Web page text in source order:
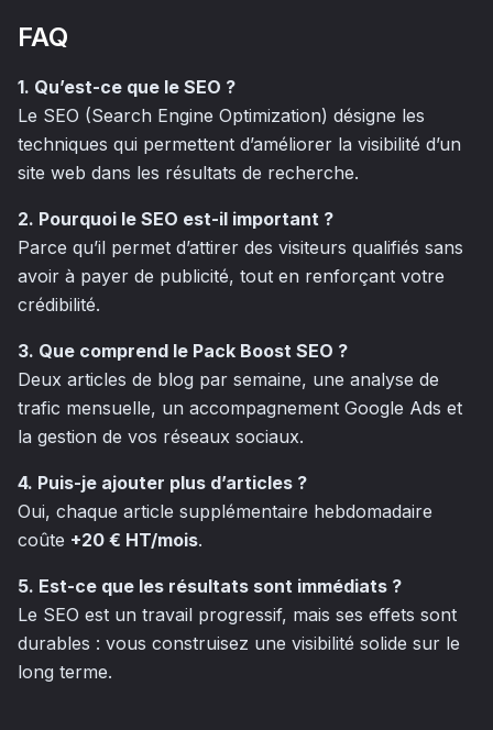
FAQ
1. Qu’est-ce que le SEO ?
Le SEO (Search Engine Optimization) désigne les
techniques qui permettent d’améliorer la visibilité d’un
site web dans les résultats de recherche.
2. Pourquoi le SEO est-il important ?
Parce qu’il permet d’attirer des visiteurs qualifiés sans
avoir à payer de publicité, tout en renforçant votre
crédibilité.
3. Que comprend le Pack Boost SEO ?
Deux articles de blog par semaine, une analyse de
trafic mensuelle, un accompagnement Google Ads et
la gestion de vos réseaux sociaux.
4. Puis-je ajouter plus d’articles ?
Oui, chaque article supplémentaire hebdomadaire
coûte +20 € HT/mois.
5. Est-ce que les résultats sont immédiats ?
Le SEO est un travail progressif, mais ses effets sont
durables : vous construisez une visibilité solide sur le
long terme.